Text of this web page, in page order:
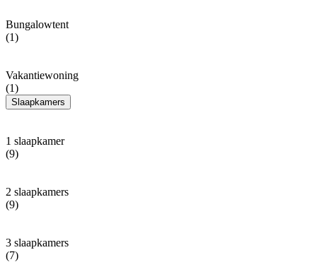
Bungalowtent
(1)
Vakantiewoning
(1)
Slaapkamers
1 slaapkamer
(9)
2 slaapkamers
(9)
3 slaapkamers
(7)